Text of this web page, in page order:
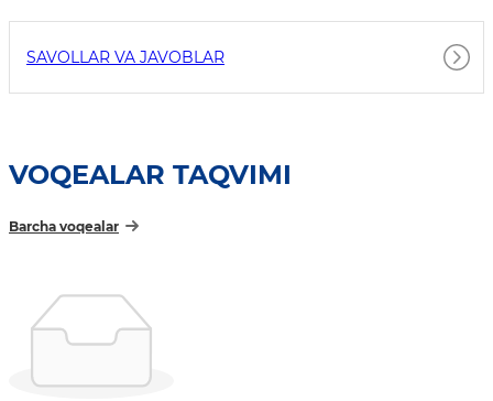
SAVOLLAR VA JAVOBLAR
VOQEALAR TAQVIMI
Barcha voqealar